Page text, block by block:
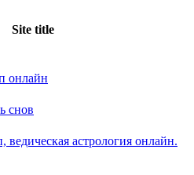
Site title
онлайн
снов
астрология онлайн.